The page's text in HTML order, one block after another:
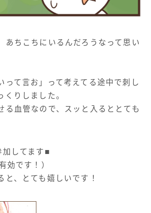
あちこちにいるんだろうなって思い
って言お」って考えてる途中で刺し
くりしました。
る血管なので、スッと入るととても
してます■
効です！）
と、とても嬉しいです！